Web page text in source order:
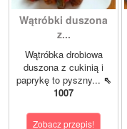
Wątróbki duszona
z...
Wątróbka drobiowa
duszona z cukinią i
paprykę to pyszny... ⇖
1007
Zobacz przepis!